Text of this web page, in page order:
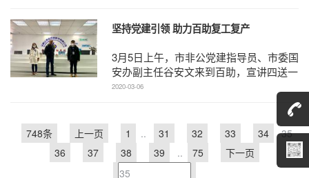
坚持党建引领 助力百助复工复产
3月5日上午，市非公党建指导员、市委国
安办副主任谷安文来到百助，宣讲四送一
服相关政策，指导百助抗击疫情，做好安
2020-03-06
748条 上一页 1 .. 31 32 33 34
35
36
37 38 39 .. 75 下一页